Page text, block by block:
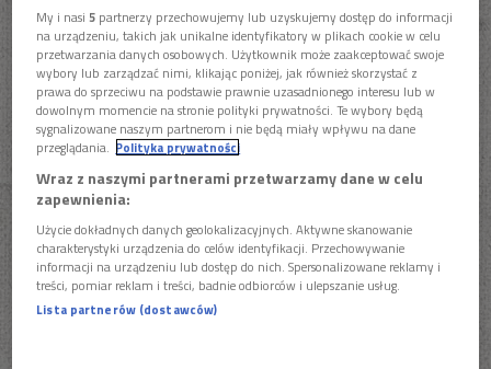
ostatnia aktualizacja:
17.04.2019 10:30
To synteza małopolskiego folkloru i muzyki
klasycznej, inspirowana melodiami i krajobrazami
Podhala, Beskidu Sądeckiego, Pogórza i
Łemkowszczyzny.
My i nasi5 partnerzy przechowujemy lub uzyskujemy dostęp do informacji
na urządzeniu, takich jak unikalne identyfikatory w plikach cookie w celu
przetwarzania danych osobowych. Użytkownik może zaakceptować swoje
wybory lub zarządzać nimi, klikając poniżej, jak również skorzystać z
prawa do sprzeciwu na podstawie prawnie uzasadnionego interesu lub w
dowolnym momencie na stronie polityki prywatności. Te wybory będą
sygnalizowane naszym partnerom i nie będą miały wpływu na dane
przeglądania. Polityka prywatności
Wraz z naszymi partnerami przetwarzamy dane w celu
zapewnienia:
Użycie dokładnych danych geolokalizacyjnych. Aktywne skanowanie
charakterystyki urządzenia do celów identyfikacji. Przechowywanie
informacji na urządzeniu lub dostęp do nich. Spersonalizowane reklamy i
treści, pomiar reklam i treści, badnie odbiorców i ulepszanie usług.
Lista partnerów (dostawców)